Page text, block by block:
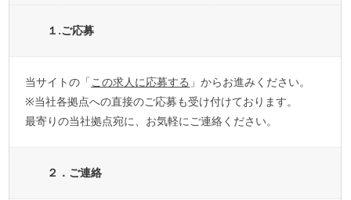
１.ご応募
当サイトの「この求人に応募する 」からお進みください。
※当社各拠点への直接のご応募も受け付けております。
最寄りの当社拠点宛に、お気軽にご連絡ください。
２．ご連絡